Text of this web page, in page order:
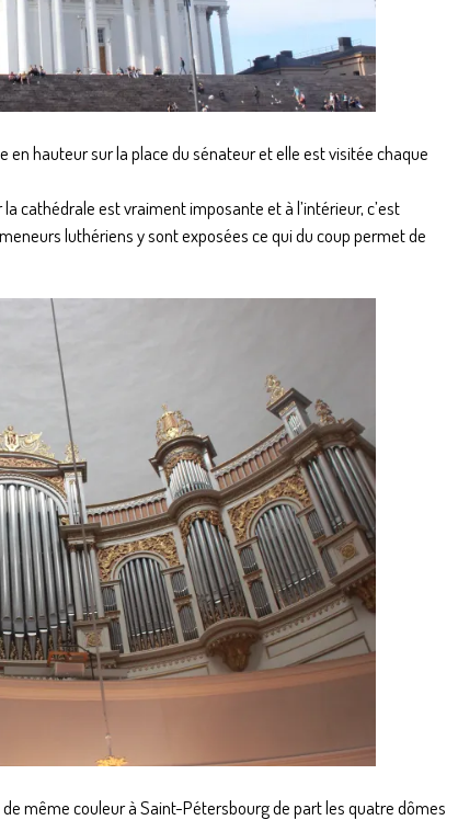
hauteur sur la place du sénateur et elle est visitée chaque
cathédrale est vraiment imposante et à l’intérieur, c’est
luthériens y sont exposées ce qui du coup permet de
même couleur à Saint-Pétersbourg de part les quatre dômes